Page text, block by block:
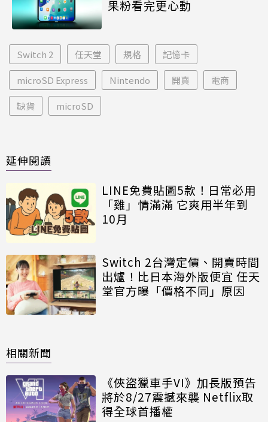
果粉看完更心動
Switch 2 任天堂 規格 記憶卡
microSD Express Nintendo 開賣 電商
缺貨 microSD
延伸閱讀
LINE免費貼圖5款！日常必用
「雞」情滿滿 它爽用半年到
10月
Switch 2台灣定價、開賣時間
出爐！比日本海外版便宜 任天
堂官方曝「價格不同」原因
相關新聞
《俠盜獵車手VI》加長版預告
將於8/27震撼來襲 Netflix取
得全球首播權